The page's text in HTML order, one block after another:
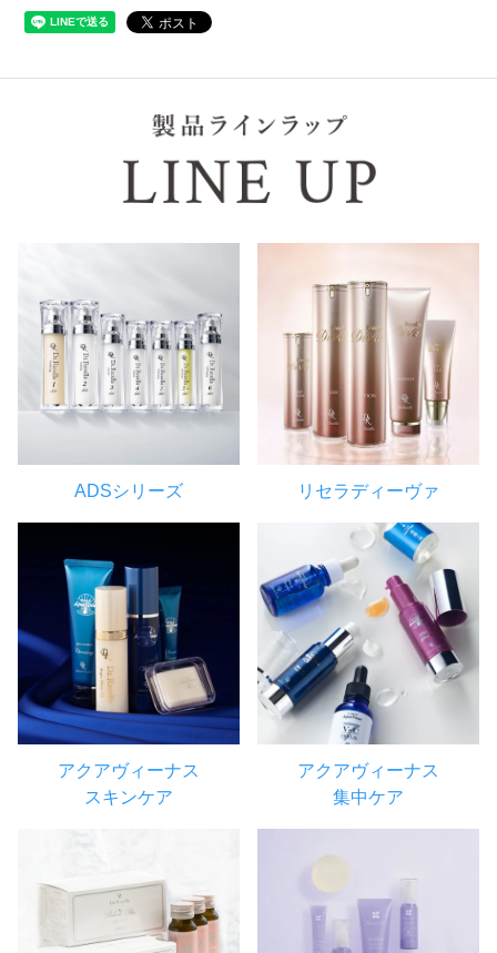
ADSシリーズ リセラディーヴァ
アクアヴィーナス
スキンケア
アクアヴィーナス
集中ケア